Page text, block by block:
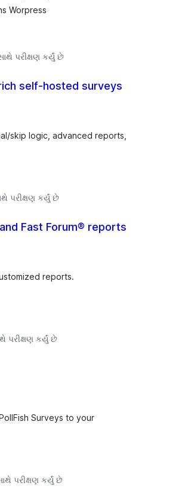
Worpress
પરીક્ષણ કર્યું છે
self-hosted surveys
skip logic, advanced reports,
પરીક્ષણ કર્યું છે
Fast Forum® reports
reports.
પરીક્ષણ કર્યું છે
Surveys to your
પરીક્ષણ કર્યું છે